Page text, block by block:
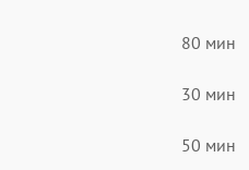
80 мин
30 мин
50 мин